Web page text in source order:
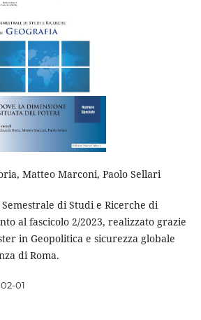
Matteo Marconi, Paolo Sellari
di Studi e Ricerche di
al fascicolo 2/2023, realizzato grazie
in Geopolitica e sicurezza globale
di Roma.
01